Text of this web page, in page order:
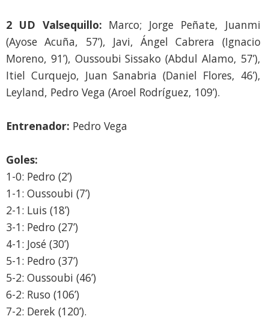
2 UD Valsequillo: Marco; Jorge Peñate, Juanmi
(Ayose Acuña, 57’), Javi, Ángel Cabrera (Ignacio
Moreno, 91’), Oussoubi Sissako (Abdul Alamo, 57’),
Itiel Curquejo, Juan Sanabria (Daniel Flores, 46’),
Leyland, Pedro Vega (Aroel Rodríguez, 109’).
Entrenador: Pedro Vega
Goles:
1-0: Pedro (2’)
1-1: Oussoubi (7’)
2-1: Luis (18’)
3-1: Pedro (27’)
4-1: José (30’)
5-1: Pedro (37’)
5-2: Oussoubi (46’)
6-2: Ruso (106’)
7-2: Derek (120’).